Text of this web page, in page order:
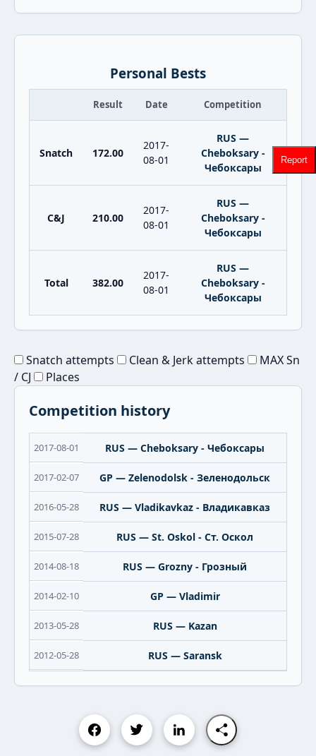
Personal Bests
Result Date Competition
Snatch 172.00
2017-
08-01
RUS —
Cheboksary -
Чебоксары
C&J 210.00
2017-
08-01
RUS —
Cheboksary -
Чебоксары
Total 382.00
2017-
08-01
RUS —
Cheboksary -
Чебоксары
Snatch attempts Clean & Jerk attempts
MAX Sn
/ CJ
Places
Competition history
2017-08-01 RUS — Cheboksary - Чебоксары
2017-02-07 GP — Zelenodolsk - Зеленодольск
2016-05-28 RUS — Vladikavkaz - Владикавказ
2015-07-28 RUS — St. Oskol - Ст. Оскол
2014-08-18 RUS — Grozny - Грозный
2014-02-10 GP — Vladimir
2013-05-28 RUS — Kazan
2012-05-28 RUS — Saransk
Report